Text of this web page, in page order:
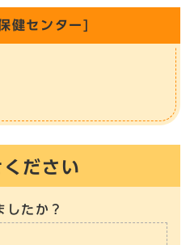
健センター]
ださい
したか？